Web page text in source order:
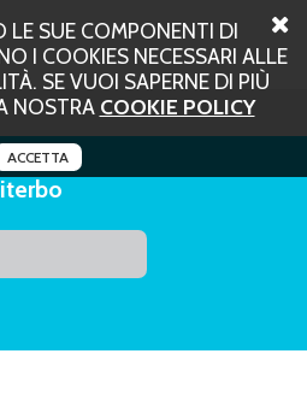
SUE COMPONENTI DI
I COOKIES NECESSARI ALLE
SE VUOI SAPERNE DI PIÙ
NOSTRA COOKIE POLICY
ACCETTA